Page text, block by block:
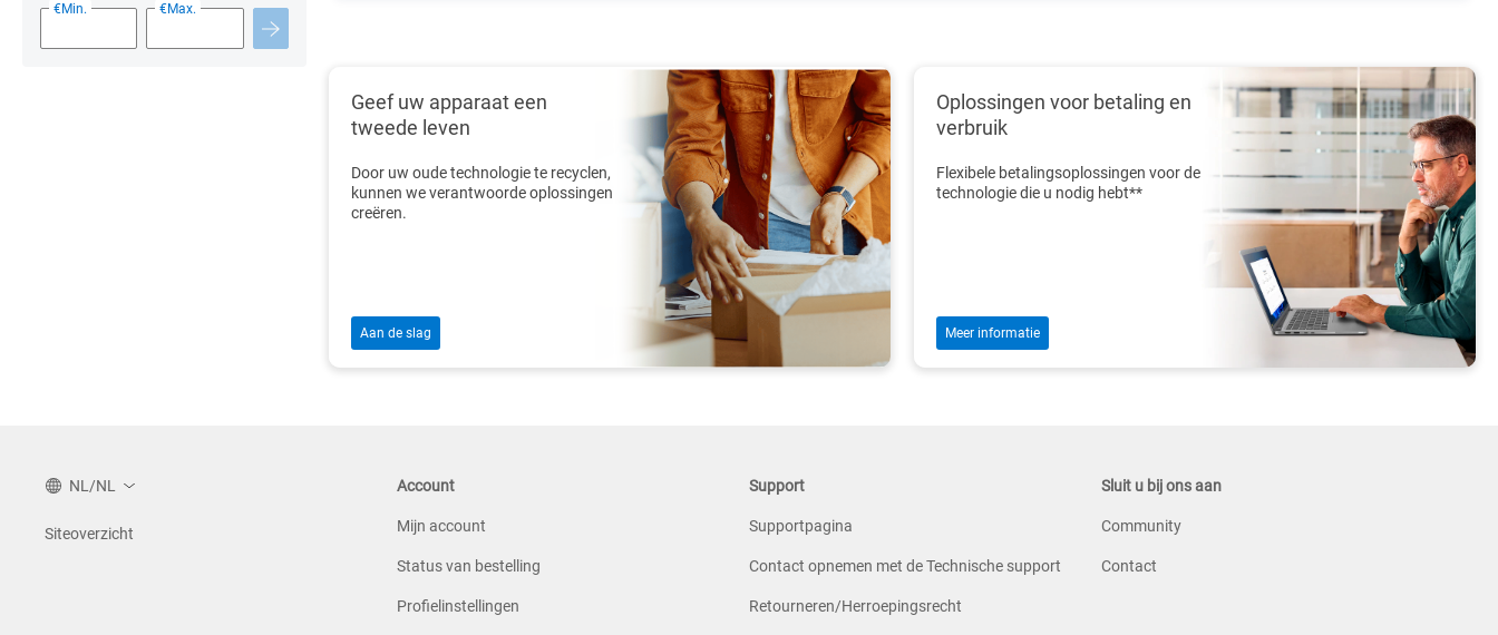
€Min. €Max.
Geef uw apparaat een
tweede leven
Door uw oude technologie te recyclen,
kunnen we verantwoorde oplossingen
creëren.
Aan de slag
Oplossingen voor betaling en
verbruik
Flexibele betalingsoplossingen voor de
technologie die u nodig hebt**
Meer informatie
NL/NL
Siteoverzicht
Account
Mijn account
Status van bestelling
Profielinstellingen
Support
Supportpagina
Contact opnemen met de Technische support
Retourneren/Herroepingsrecht
Sluit u bij ons aan
Community
Contact